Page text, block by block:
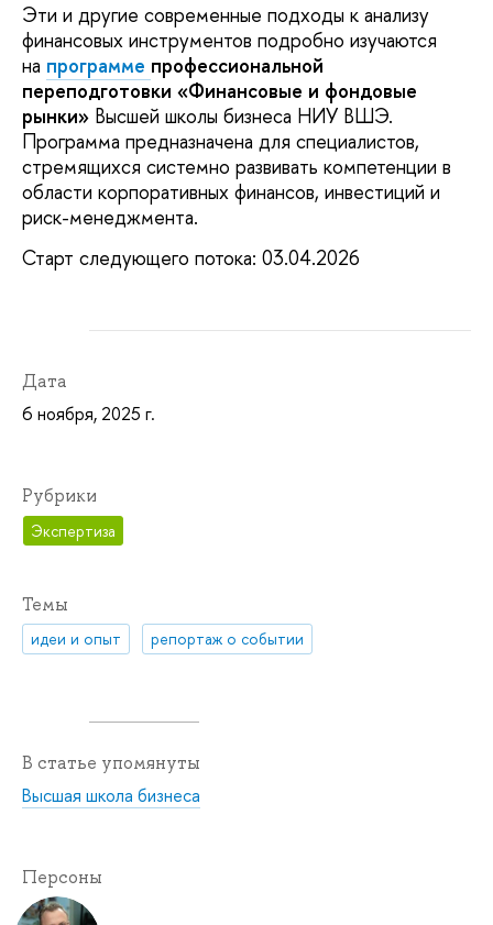
Эти и другие современные подходы к анализу
финансовых инструментов подробно изучаются
на программе профессиональной
переподготовки «Финансовые и фондовые
рынки» Высшей школы бизнеса НИУ ВШЭ.
Программа предназначена для специалистов,
стремящихся системно развивать компетенции в
области корпоративных финансов, инвестиций и
риск-менеджмента.
Старт следующего потока: 03.04.2026
Дата
6 ноября, 2025 г.
Рубрики
Экспертиза
Темы
идеи и опыт репортаж о событии
В статье упомянуты
Высшая школа бизнеса
Персоны